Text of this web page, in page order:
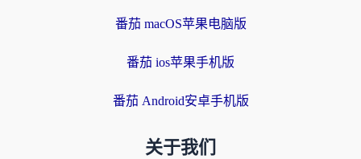
番茄 macOS苹果电脑版
番茄 ios苹果手机版
番茄 Android安卓手机版
关于我们